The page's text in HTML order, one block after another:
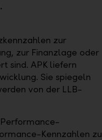
zur
zur Finanzlage oder
sind. APK liefern
Sie spiegeln
von der LLB-
Kennzahlen zu